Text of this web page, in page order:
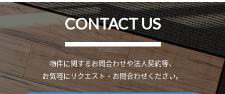
CONTACT US
物件に関するお問合わせや法人契約等、
お気軽にリクエスト・お問合わせください。